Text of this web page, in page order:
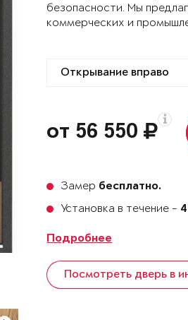
безопасности. Мы
коммерческих и
от 56 550
Замер бесплатно.
Установка в течение -
Подробнее
Посмотреть дверь в